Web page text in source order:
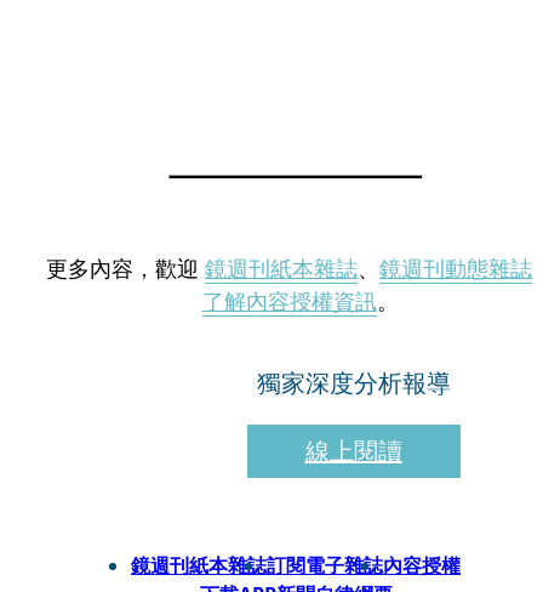
更多內容，歡迎 鏡週刊紙本雜誌、 鏡週刊動態雜誌
了解內容授權資訊。
獨家深度分析報導
線上閱讀
鏡週刊紙本雜誌訂閱電子雜誌內容授權